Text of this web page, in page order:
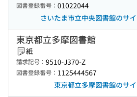
図書登録番号： 01022044
さいたま市立中央図書館のサ
東京都立多摩図書館
紙
請求記号： 9510-J370-Z
図書登録番号： 1125444567
東京都立多摩図書館のサ